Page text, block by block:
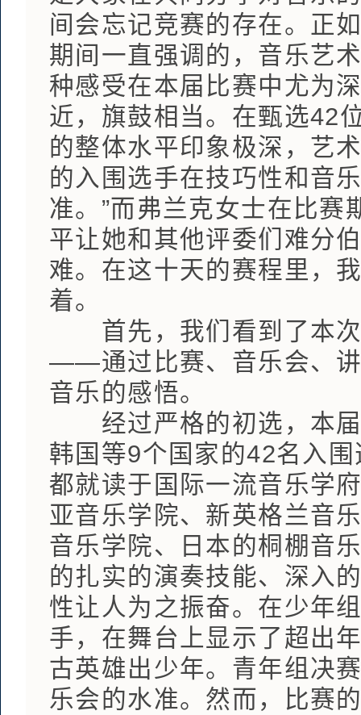
间会忘记竞赛的存在。正
期间一直强调的，音乐艺
种感受在本届比赛中尤为
近，旗鼓相当。在甄选42
的整体水平印象极深，艺
的入围选手在技巧性和音
准。”而弗兰克女士在比
平让她和其他评委们难分
难。在这十天的赛程里，
着。
首先，我们看到了本
——通过比赛、音乐会、
音乐的感悟。
经过严格的初选，本届
韩国等9个国家的42名入
都就读于国际一流音乐学
亚音乐学院、新英格兰音
音乐学院、日本的桐棚音
的扎实的演奏技能、深入
性让人为之振奋。在少年
手，在舞台上显示了超出
古英雄出少年。青年组决
乐会的水准。然而，比赛